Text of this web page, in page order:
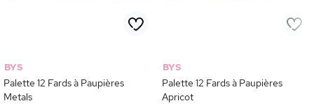
BYS
Palette 12 Fards à Paupières
Metals
BYS
Palette 12 Fards à Paupières
Apricot